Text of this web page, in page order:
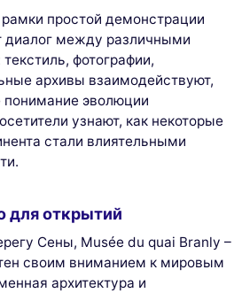
простой демонстрации
между различными
фотографии,
архивы взаимодействуют,
понимание эволюции
узнают, как некоторые
стали влиятельными
для открытий
Сены, Musée du quai Branly –
своим вниманием к мировым
архитектура и